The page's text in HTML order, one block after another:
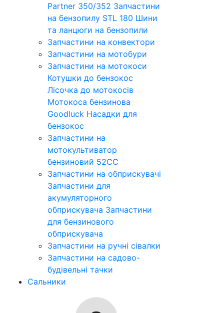
Partner 350/352 Запчастини
на бензопилу STL 180 Шини
та ланцюги на бензопили
Запчастини на конвектори
Запчастини на мотобури
Запчастини на мотокоси
Котушки до бензокос
Лісочка до мотокосів
Мотокоса бензинова
Goodluck Насадки для
бензокос
Запчастини на
мотокультиватор
бензиновий 52СС
Запчастини на обприскувачі
Запчастини для
акумуляторного
обприскувача Запчастини
для бензинового
обприскувача
Запчастини на ручні сівалки
Запчастини на садово-
будівельні тачки
Сальники